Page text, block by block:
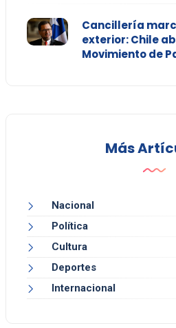
Cancillería
exterior: Chile
Movimiento de
Más
Nacional
Política
Cultura
Deportes
Internacional